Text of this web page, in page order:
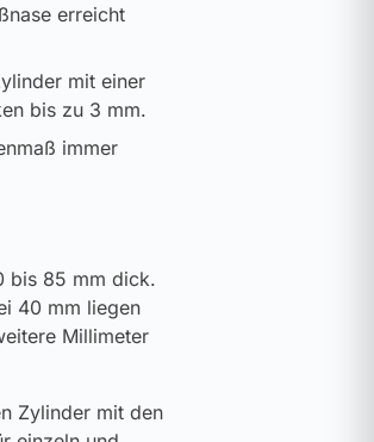
erreicht
mit einer
bis zu 3 mm.
immer
bis 85 mm dick.
40 mm liegen
Millimeter
Zylinder mit den